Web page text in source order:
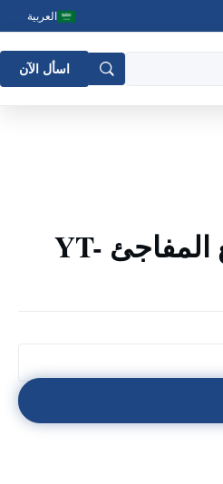
العربية
اسأل الآن
روتورك YT-520S23 معزز التتابع المفاجئ YT-